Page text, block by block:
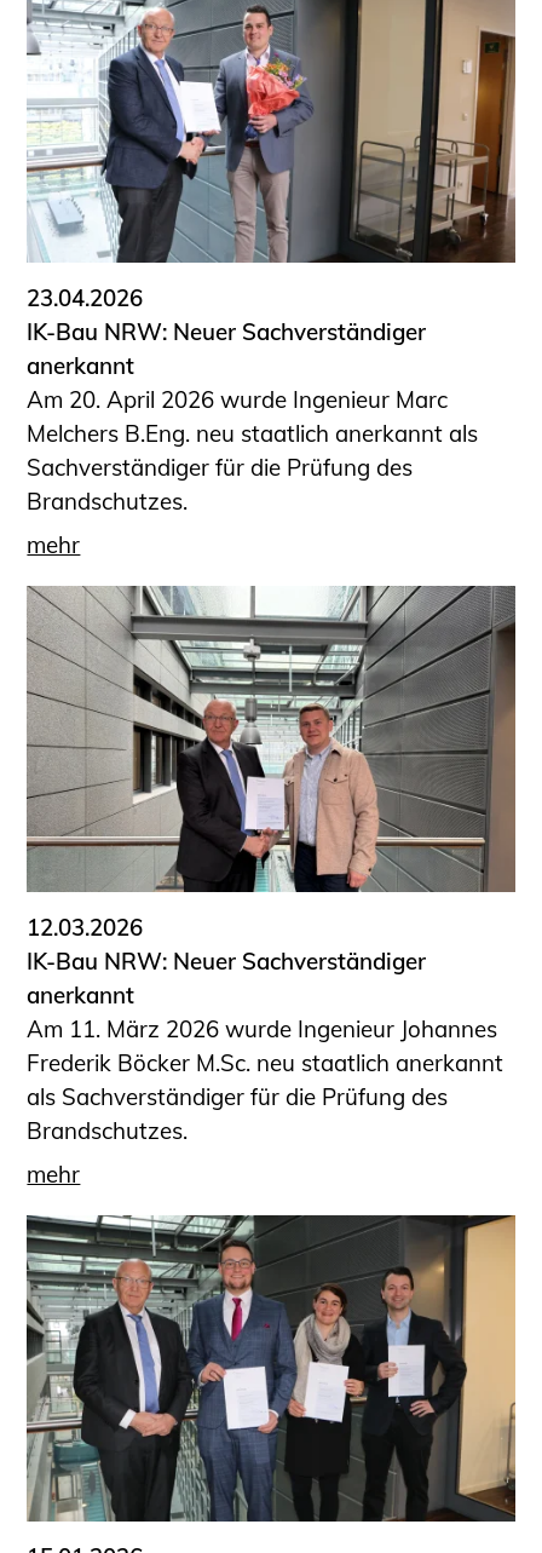
23.04.2026
IK-Bau NRW: Neuer Sachverständiger
anerkannt
Am 20. April 2026 wurde Ingenieur Marc
Melchers B.Eng. neu staatlich anerkannt als
Sachverständiger für die Prüfung des
Brandschutzes.
mehr
12.03.2026
IK-Bau NRW: Neuer Sachverständiger
anerkannt
Am 11. März 2026 wurde Ingenieur Johannes
Frederik Böcker M.Sc. neu staatlich anerkannt
als Sachverständiger für die Prüfung des
Brandschutzes.
mehr